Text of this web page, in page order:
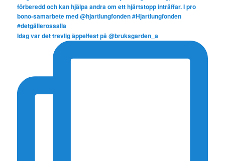
Idag var det trevlig äppelfest på @bruksgarden_a